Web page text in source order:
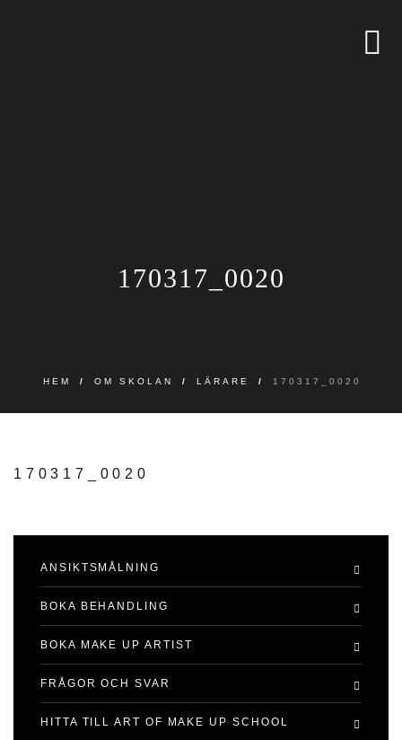
170317_0020
HEM / OM SKOLAN / LÄRARE / 170317_0020
170317_0020
ANSIKTSMÅLNING
BOKA BEHANDLING
BOKA MAKE UP ARTIST
FRÅGOR OCH SVAR
HITTA TILL ART OF MAKE UP SCHOOL